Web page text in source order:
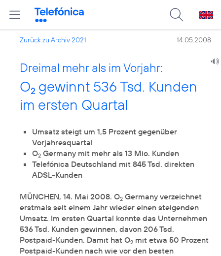
Zurück zu Archiv 2021 14.05.2008
Dreimal mehr als im Vorjahr:
O2 gewinnt 536 Tsd. Kunden
im ersten Quartal
Umsatz steigt um 1,5 Prozent gegenüber
Vorjahresquartal
O2 Germany mit mehr als 13 Mio. Kunden
Telefónica Deutschland mit 845 Tsd. direkten
ADSL-Kunden
MÜNCHEN, 14. Mai 2008. O2 Germany verzeichnet
erstmals seit einem Jahr wieder einen steigenden
Umsatz. Im ersten Quartal konnte das Unternehmen
536 Tsd. Kunden gewinnen, davon 206 Tsd.
Postpaid-Kunden. Damit hat O2 mit etwa 50 Prozent
Postpaid-Kunden nach wie vor den besten